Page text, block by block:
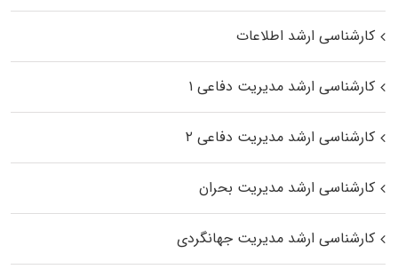
کارشناسی ارشد اطلاعات
کارشناسی ارشد مدیریت دفاعی ۱
کارشناسی ارشد مدیریت دفاعی ۲
کارشناسی ارشد مدیریت بحران
کارشناسی ارشد مدیریت جهانگردی